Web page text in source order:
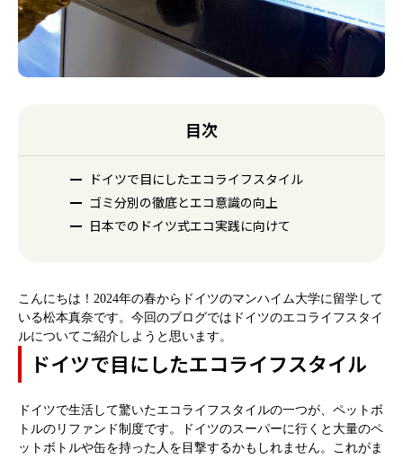
目次
ドイツで目にしたエコライフスタイル
ゴミ分別の徹底とエコ意識の向上
日本でのドイツ式エコ実践に向けて
こんにちは！ 2024年の春からドイツのマンハイム大学に留学して
いる松本真奈です。今回のブログではドイツのエコライフスタイ
ルについてご紹介しようと思います。
ドイツで目にしたエコライフスタイル
ドイツで生活して驚いたエコライフスタイルの一つが、ペットボ
トルのリファンド制度です。ドイツのスーパーに行くと大量のペ
ットボトルや缶を持った人を目撃するかもしれません。これがま